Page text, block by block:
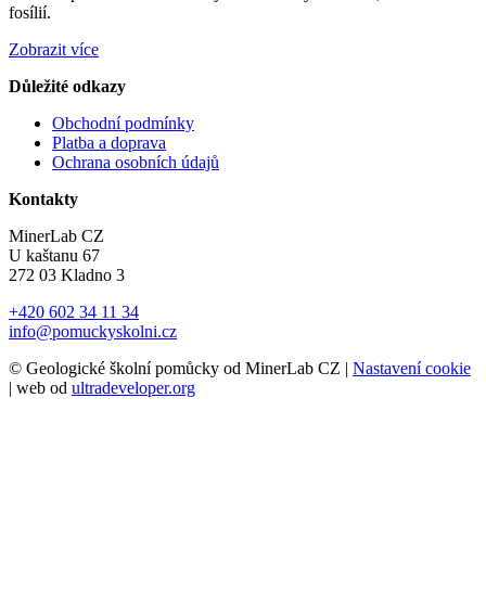
fosílií.
Zobrazit více
Důležité odkazy
Obchodní podmínky
Platba a doprava
Ochrana osobních údajů
Kontakty
MinerLab CZ
U kaštanu 67
272 03 Kladno 3
+420 602 34 11 34
info@pomuckyskolni.cz
© Geologické školní pomůcky od MinerLab CZ | Nastavení cookie
| web od ultradeveloper.org